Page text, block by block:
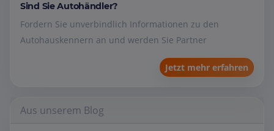
Sind Sie Autohändler?
Fordern Sie unverbindlich Informationen zu den
Autohauskennern an und werden Sie Partner
Jetzt mehr erfahren
Aus unserem Blog